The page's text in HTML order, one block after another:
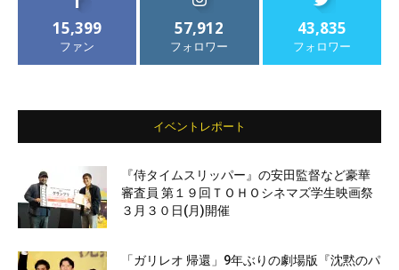
15,399
ファン
57,912
フォロワー
43,835
フォロワー
イベントレポート
『侍タイムスリッパー』の安田監督など豪華
審査員 第１９回ＴＯＨＯシネマズ学生映画祭
３月３０日(月)開催
「ガリレオ 帰還」9年ぶりの劇場版『沈黙のパ